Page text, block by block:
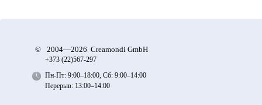
© 2004—2026 Creamondi GmbH
+373 (22)567-297
Пн-Пт: 9:00–18:00, Сб: 9:00–14:00
Перерыв: 13:00–14:00